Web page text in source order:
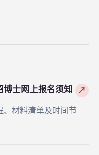
士网上报名须知 ↗
、材料清单及时间节